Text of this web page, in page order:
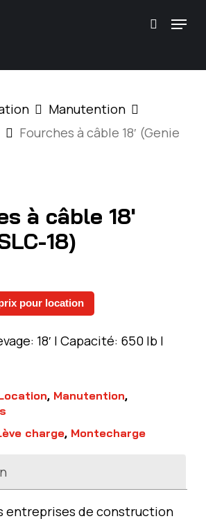
Menu
Manutention
Fourches à câble 18′ (Genie
à câble 18′
18)
pour location
18′ | Capacité: 650 lb |
, Manutention,
charge, Montecharge
entreprises de construction